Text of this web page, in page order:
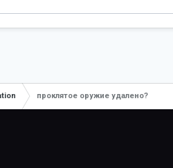
проклятое оружие удалено?